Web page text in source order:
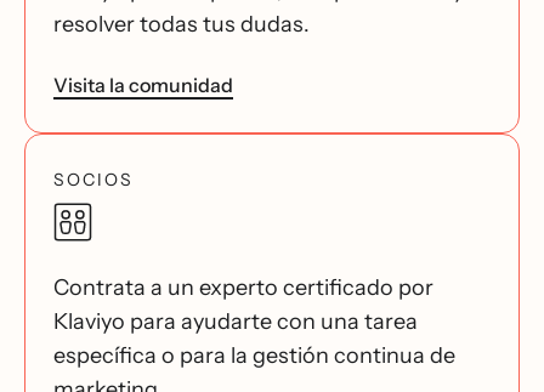
resolver todas tus dudas.
Visita la comunidad
SOCIOS
Contrata a un experto certificado por
Klaviyo para ayudarte con una tarea
específica o para la gestión continua de